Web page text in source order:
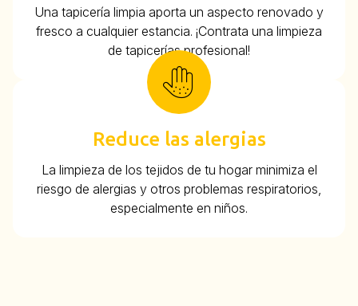
Una tapicería limpia aporta un aspecto renovado y
fresco a cualquier estancia. ¡Contrata una limpieza
de tapicerías profesional!
Reduce las alergias
La limpieza de los tejidos de tu hogar minimiza el
riesgo de alergias y otros problemas respiratorios,
especialmente en niños.